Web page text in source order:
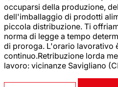
occuparsi della produzione,
dell'imballaggio di prodotti
piccola distribuzione. Ti
norma di legge a tempo
di proroga. L'orario lavorativo
continuo.Retribuzione lorda
lavoro: vicinanze Savigliano